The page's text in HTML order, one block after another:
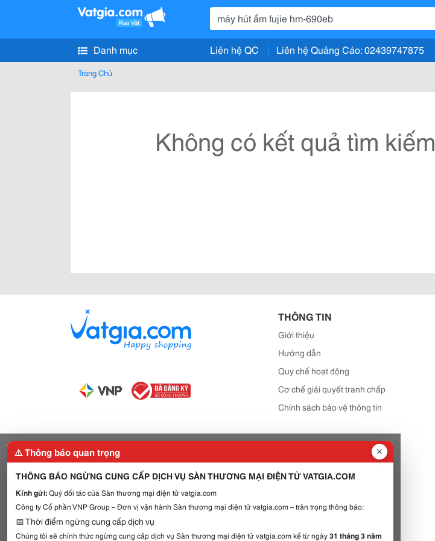
Danh mục Liên hệ QC Liên hệ Quảng Cáo: 02439747875
Trang Chủ
Không có kết quả tìm kiếm
THÔNG TIN
Giới thiệu
Hướng dẫn
Quy chế hoạt động
Cơ chế giải quyết tranh chấp
Chính sách bảo vệ thông tin
⚠️ Thông báo quan trọng
THÔNG BÁO NGỪNG CUNG CẤP DỊCH VỤ SÀN THƯƠNG MẠI ĐIỆN TỬ VATGIA.COM
Kính gửi:Quý đối tác của Sàn thương mại điện tử vatgia.com
Công ty Cổ phần VNP Group – Đơn vị vận hành Sàn thương mại điện tử vatgia.com – trân trọng thông báo:
📅 Thời điểm ngừng cung cấp dịch vụ
Chúng tôi sẽ chính thức ngừng cung cấp dịch vụ Sàn thương mại điện tử vatgia.com kể từ ngày31 tháng 3 năm